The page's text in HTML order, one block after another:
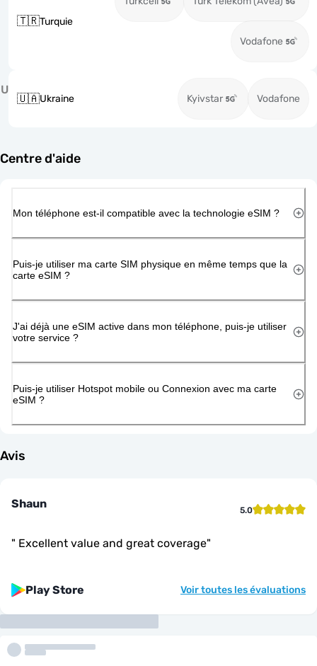
🇹🇷Turquie
Vodafone
U
🇺🇦Ukraine Kyivstar Vodafone
Centre d'aide
Mon téléphone est-il compatible avec la technologie eSIM ?
Puis-je utiliser ma carte SIM physique en même temps que la
carte eSIM ?
J'ai déjà une eSIM active dans mon téléphone, puis-je utiliser
votre service ?
Puis-je utiliser Hotspot mobile ou Connexion avec ma carte
eSIM ?
Avis
Shaun 5.0
" Excellent value and great coverage"
Play Store Voir toutes les évaluations